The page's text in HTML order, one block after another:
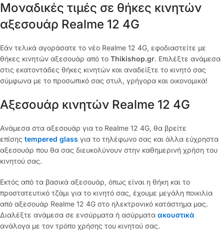
Μοναδικές τιμές σε θήκες κινητών
αξεσουάρ Realme 12 4G
Εάν τελικά αγοράσατε το νέο Realme 12 4G, εφοδιαστείτε με
θήκες κινητών αξεσουάρ από το Thikishop.gr. Επιλέξτε ανάμεσα
στις εκατοντάδες θήκες κινητών και αναδείξτε το κινητό σας
σύμφωνα με το προσωπικό σας στυλ, γρήγορα και οικονομικά!
Αξεσουάρ κινητών Realme 12 4G
Ανάμεσα στα αξεσουάρ για το Realme 12 4G, θα βρείτε
επίσης tempered glass για το τηλέφωνο σας και άλλα εύχρηστα
αξεσουάρ που θα σας διευκολύνουν στην καθημερινή χρήση του
κινητού σας.
Εκτός από τα βασικά αξεσουάρ, όπως είναι η θήκη και το
προστατευτικό τζάμι για το κινητό σας, έχουμε μεγάλη ποικιλία
από αξεσουάρ Realme 12 4G στο ηλεκτρονικό κατάστημα μας.
Διαλέξτε ανάμεσα σε ενσύρματα ή ασύρματα ακουστικά
ανάλογα με τον τρόπο χρήσης του κινητού σας.